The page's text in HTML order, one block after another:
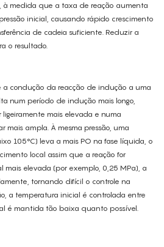
à medida que a taxa de reação aumenta
inicial, causando rápido crescimento
de cadeia suficiente. Reduzir a
o resultado.
a condução da reacção de indução a uma
num período de indução mais longo,
mais elevada e numa
mais ampla. À mesma pressão, uma
105°C) leva a mais PO na fase líquida, o
local assim que a reação for
mais elevada (por exemplo, 0,25 MPa), a
tornando difícil o controle na
a temperatura inicial é controlada entre
é mantida tão baixa quanto possível.